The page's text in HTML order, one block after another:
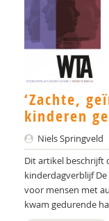
Menno
Carolien Rieffe
Andre Rietman
Franciska
Gilbert Smelt
Dorothe Smit
Niels
Ina van
‘Zachte,
kinderen
Niels Springveld
Dit artikel beschrijft
kinderdagverblijf
voor mensen met
kwam gedurende